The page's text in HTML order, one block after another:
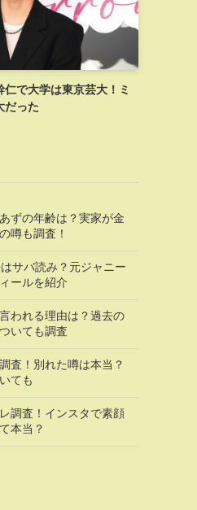
で大学は東京芸大！ミ
だった
ずの年齢は？実家が金
噂も調査！
サバ読み？元ジャニー
ールを紹介
われる理由は？過去の
いても調査
査！別れた噂は本当？
ても
調査！インスタで素顔
本当？